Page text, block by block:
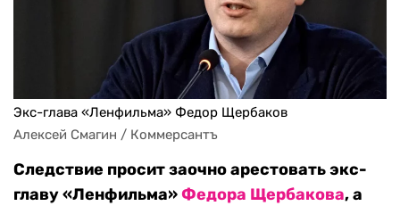
Экс-глава «Ленфильма» Федор Щербаков
Алексей Смагин / Коммерсантъ
Следствие просит заочно арестовать экс-
главу «Ленфильма»Федора Щербакова, а